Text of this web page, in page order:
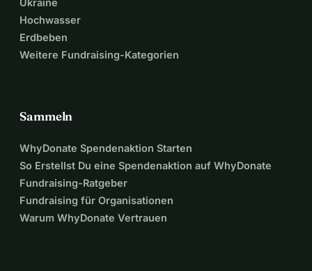
Hochwasser
Erdbeben
Weitere Fundraising-Kategorien
Sammeln
WhyDonate Spendenaktion Starten
So Erstellst Du eine Spendenaktion auf WhyDonate
Fundraising-Ratgeber
Fundraising für Organisationen
Warum WhyDonate Vertrauen